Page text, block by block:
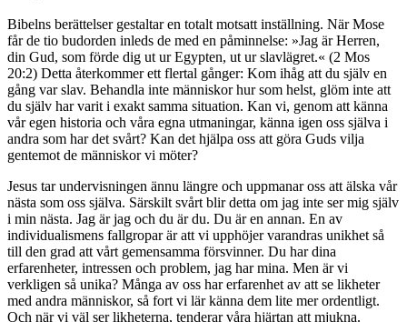
Bibelns berättelser gestaltar en totalt motsatt inställning. När Mose
får de tio budorden inleds de med en påminnelse: »Jag är Herren,
din Gud, som förde dig ut ur Egypten, ut ur slavlägret.« (2 Mos
20:2) Detta återkommer ett flertal gånger: Kom ihåg att du själv en
gång var slav. Behandla inte människor hur som helst, glöm inte att
du själv har varit i exakt samma situation. Kan vi, genom att känna
vår egen historia och våra egna utmaningar, känna igen oss själva i
andra som har det svårt? Kan det hjälpa oss att göra Guds vilja
gentemot de människor vi möter?
Jesus tar undervisningen ännu längre och uppmanar oss att älska vår
nästa som oss själva. Särskilt svårt blir detta om jag inte ser mig själv
i min nästa. Jag är jag och du är du. Du är en annan. En av
individualismens fallgropar är att vi upphöjer varandras unikhet så
till den grad att vårt gemensamma försvinner. Du har dina
erfarenheter, intressen och problem, jag har mina. Men är vi
verkligen så unika? Många av oss har erfarenhet av att se likheter
med andra människor, så fort vi lär känna dem lite mer ordentligt.
Och när vi väl ser likheterna, tenderar våra hjärtan att mjukna.